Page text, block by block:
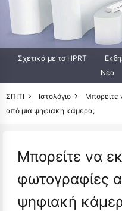
Σχετικά με το HPRT
Νέα
ΣΠΙΤΙ Ιστολόγιο
Μπορείτε
από μια ψηφιακή κάμερα;
Μπορείτε να
φωτογραφίες
ψηφιακή